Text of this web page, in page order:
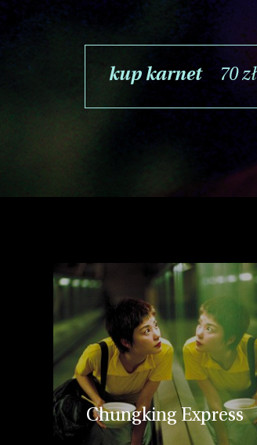
kup karnet 70 zł
Chungking Express